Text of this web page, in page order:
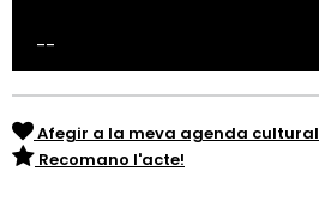
--
Afegir a la meva agenda cultural
Recomano l'acte!